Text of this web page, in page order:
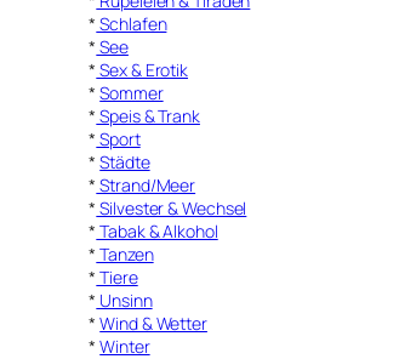
* Schlafen
* See
* Sex & Erotik
*Sommer
* Speis & Trank
* Sport
*Städte
* Strand/Meer
* Silvester & Wechsel
* Tabak & Alkohol
* Tanzen
* Tiere
* Unsinn
*Wind & Wetter
*Winter